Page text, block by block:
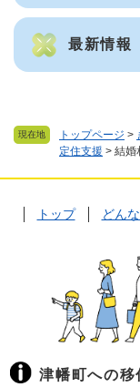
現在地 トップページ >
定住支援 > 結婚
最新情報
トップ どん
津幡町への